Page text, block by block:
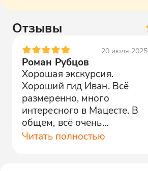
Отзывы
20 июля 2025
Роман Рубцов
Хорошая экскурсия.
Хороший гид Иван. Всё
размеренно, много
интересного в Мацесте. В
общем, всё очень
понравилось
Читать полностью